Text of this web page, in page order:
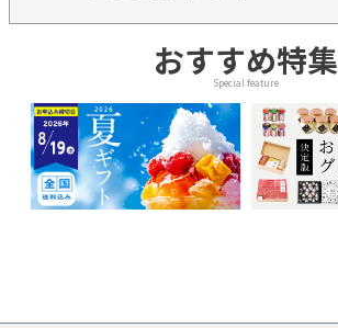
おすすめ特集
Special feature